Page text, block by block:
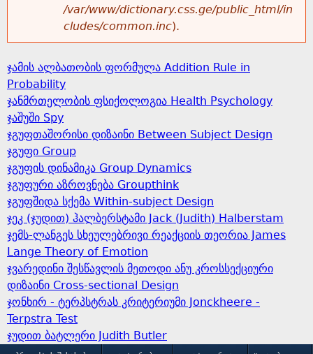
/var/www/dictionary.css.ge/public_html/in
cludes/common.inc).
ჯამის ალბათობის ფორმულა Addition Rule in
Probability
ჯანმრთელობის ფსიქოლოგია Health Psychology
ჯაშუში Spy
ჯგუფთაშორისი დიზაინი Between Subject Design
ჯგუფი Group
ჯგუფის დინამიკა Group Dynamics
ჯგუფური აზროვნება Groupthink
ჯგუფშიდა სქემა Within-subject Design
ჯეკ (ჯუდით) ჰალბერსტამი Jack (Judith) Halberstam
ჯემს-ლანგეს სხეულებრივი რეაქციის თეორია James
Lange Theory of Emotion
ჯვარედინი შესწავლის მეთოდი ანუ კროსსექციური
დიზაინი Cross-sectional Design
ჯონხირ - ტერპსტრას კრიტერიუმი Jonckheere -
Terpstra Test
ჯუდით ბატლერი Judith Butler